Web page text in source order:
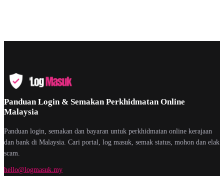
Panduan Login & Semakan Perkhidmatan Online
Malaysia
Panduan login, semakan dan bayaran untuk perkhidmatan online kerajaan
dan bank di Malaysia. Cari portal, log masuk, semak status, mohon dan elak
scam.
hello@logmasuk.my